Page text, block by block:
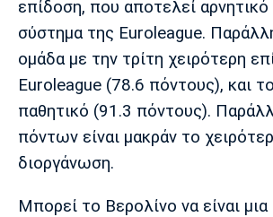
επίδοση, που αποτελεί
σύστημα της Euroleague.
ομάδα με την τρίτη χειρότερη
Euroleague (78.6 πόντους), και
παθητικό (91.3 πόντους).
πόντων είναι μακράν το
διοργάνωση.
Μπορεί το Βερολίνο να είναι